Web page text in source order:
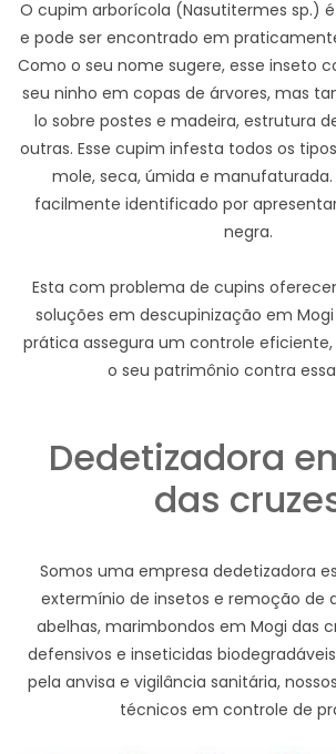
O cupim arborícola (Nasutitermes sp.) é
e pode ser encontrado em
Como o seu nome sugere, esse inseto
seu ninho em copas de árvores, mas
lo sobre postes e madeira, estrutura
outras. Esse cupim infesta todos os
mole, seca, úmida e manufaturada.
facilmente identificado por
negra.
Esta com problema de cupins
soluções em descupinização em Mogi
prática assegura um controle
o seu patrimônio contra
Dedetizadora
das
Somos uma empresa dedetizadora
extermínio de insetos e remoção de
abelhas, marimbondos em Mogi das
defensivos e inseticidas
pela anvisa e vigilância sanitária,
técnicos em controle de